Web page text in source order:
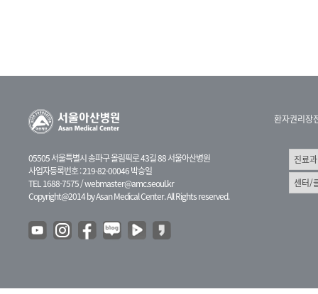
05505 서울특별시 송파구 올림픽로 43길 88 서울아산병원
사업자등록번호 : 219-82-00046 박승일
TEL 1688-7575 /webmaster@amc.seoul.kr
Copyright@2014 by Asan Medical Center. All Rights reserved.
환자권리장